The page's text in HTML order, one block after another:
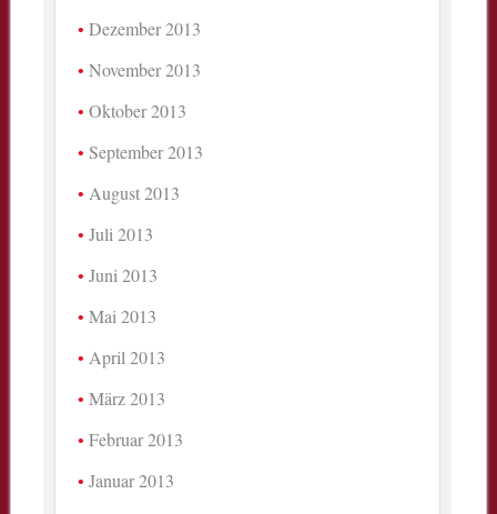
Dezember 2013
November 2013
Oktober 2013
September 2013
August 2013
Juli 2013
Juni 2013
Mai 2013
April 2013
März 2013
Februar 2013
Januar 2013